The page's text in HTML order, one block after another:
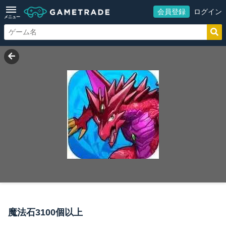
メニュー
会員登録 ログイン
魔法石3100個以上